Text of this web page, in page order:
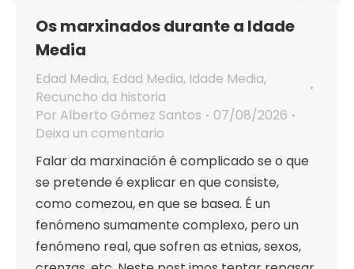
Os marxinados durante a Idade
Media
Edad Media, Edad Media, Idade Media,
Recuncho da historia
Por Alberto Gómez Santos
07/08/2026
Deixa un comentario
Falar da marxinación é complicado se o que
se pretende é explicar en que consiste,
como comezou, en que se basea. É un
fenómeno sumamente complexo, pero un
fenómeno real, que sofren as etnias, sexos,